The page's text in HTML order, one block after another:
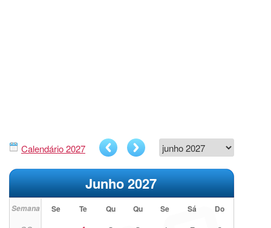
Calendário 2027
Junho 2027
Semana Se Te Qu Qu Se Sá Do